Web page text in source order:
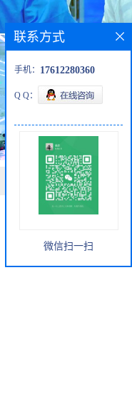
联系方式
手机： 17612280360
Q Q：
微信扫一扫